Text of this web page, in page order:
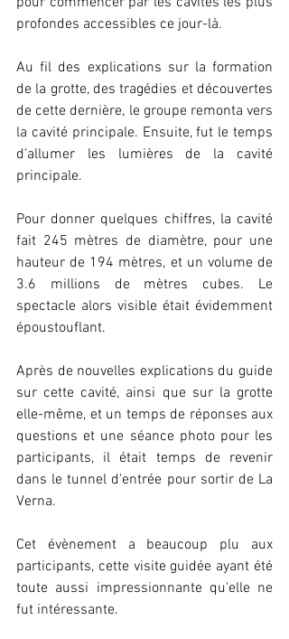
profondes accessibles ce jour-là.
Au fil des explications sur la formation
de la grotte, des tragédies et découvertes
de cette dernière, le groupe remonta vers
la cavité principale. Ensuite, fut le temps
d'allumer les lumières de la cavité
principale.
Pour donner quelques chiffres, la cavité
fait 245 mètres de diamètre, pour une
hauteur de 194 mètres, et un volume de
3.6 millions de mètres cubes. Le
spectacle alors visible était évidemment
époustouflant.
Après de nouvelles explications du guide
sur cette cavité, ainsi que sur la grotte
elle-même, et un temps de réponses aux
questions et une séance photo pour les
participants, il était temps de revenir
dans le tunnel d'entrée pour sortir de La
Verna.
Cet évènement a beaucoup plu aux
participants, cette visite guidée ayant été
toute aussi impressionnante qu'elle ne
fut intéressante.